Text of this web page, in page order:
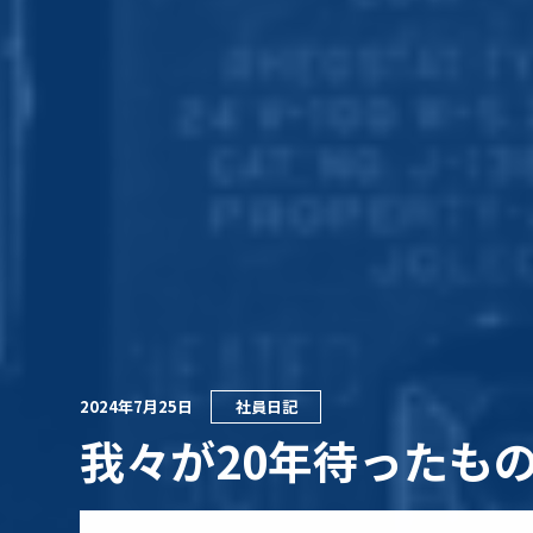
2024年7月25日 社員日記
我々が20年待ったも